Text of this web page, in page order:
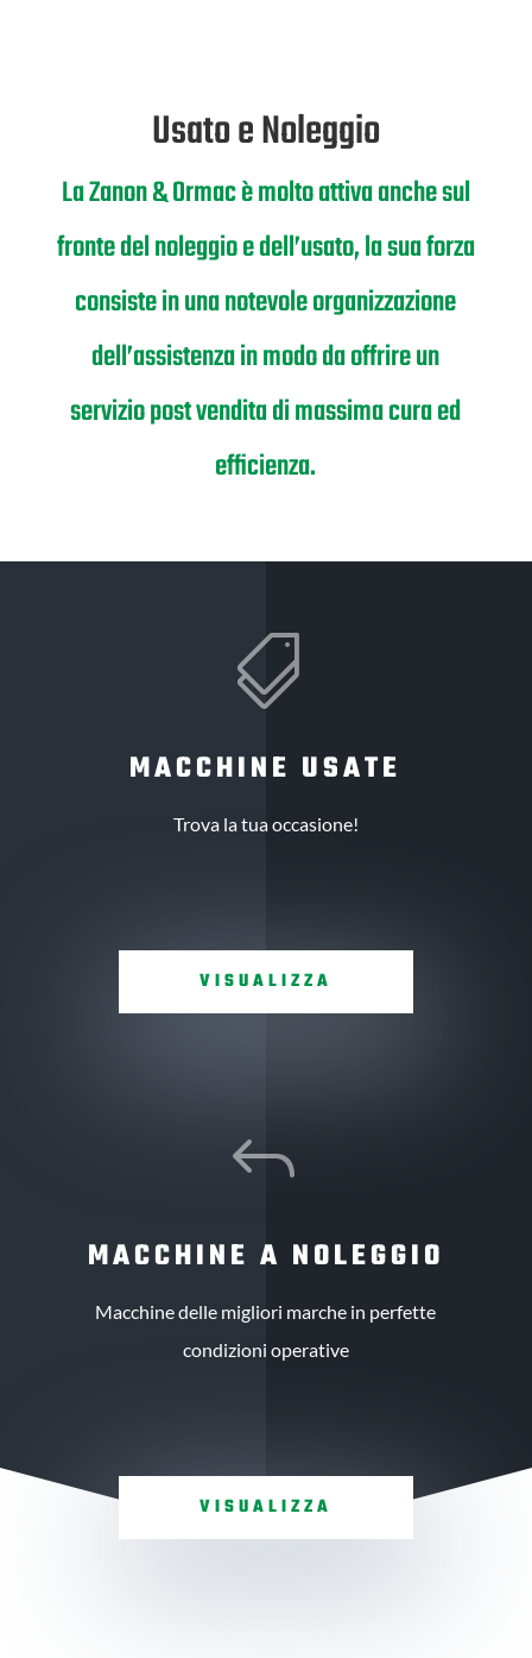
Usato e Noleggio
La Zanon & Ormac è molto attiva anche sul
fronte del noleggio e dell’usato, la sua forza
consiste in una notevole organizzazione
dell’assistenza in modo da offrire un
servizio post vendita di massima cura ed
efficienza.

MACCHINE USATE
Trova la tua occasione!
VISUALIZZA
J
MACCHINE A NOLEGGIO
Macchine delle migliori marche in perfette
condizioni operative
VISUALIZZA